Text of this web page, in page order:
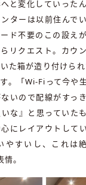
と変化していった
ターは以前住んで
ド不要のこの設え
リクエスト。カウ
た箱が造り付けら
。「Wi-Fiって今や
いので配線がすっ
な』と思っていた
にレイアウトして
やすいし、これは
。